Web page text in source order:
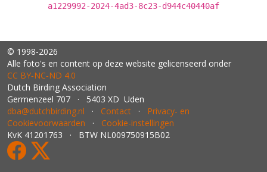
a1229992-2024-4ad3-8c23-d944c40440af
© 1998-2026
Alle foto's en content op deze website gelicenseerd onder
CC BY‑NC‑ND 4.0
Dutch Birding Association
Germenzeel 707 · 5403 XD Uden
dba@dutchbirding.nl · Contact · Privacy- en
Cookievoorwaarden · Cookie-instellingen
KvK 41201763 · BTW NL009750915B02